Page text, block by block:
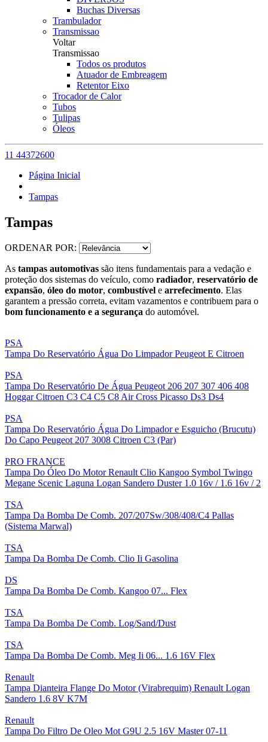
Buchas Diversas
Trambulador
Transmissao
Voltar
Transmissao
Todos os produtos
Atuador de Embreagem
Retentor Eixo
Trocador de Calor
Tubos
Tulipas
Óleos
11 44372600
Página Inicial
Tampas
Tampas
ORDENAR POR:
As tampas automotivas são itens fundamentais para a vedação e
proteção dos sistemas do veículo, como radiador, reservatório de
expansão, óleo do motor, combustível e arrefecimento. Elas
garantem a pressão correta, evitam vazamentos e contribuem para o
bom funcionamento e a segurança do automóvel.
PSA
Tampa Do Reservatório Água Do Limpador Peugeot E Citroen
PSA
Tampa Do Reservatório De Água Peugeot 206 207 307 406 408
Hoggar Citroen C3 C4 C5 C8 Air Cross Picasso Ds3 Ds4
PSA
Tampa Do Reservatório Água Do Limpador e Esguicho (Brucutu)
Do Capo Peugeot 207 3008 Citroen C3 (Par)
PRO FRANCE
Tampa Do Óleo Do Motor Renault Clio Kangoo Symbol Twingo
Megane Scenic Laguna Logan Sandero Duster 1.0 16v / 1.6 16v / 2
TSA
Tampa Da Bomba De Comb. 207/207Sw/308/408/C4 Pallas
(Sistema Marwal)
TSA
Tampa Da Bomba De Comb. Clio Ii Gasolina
DS
Tampa Da Bomba De Comb. Kangoo 07... Flex
TSA
Tampa Da Bomba De Comb. Log/Sand/Dust
TSA
Tampa Da Bomba De Comb. Meg Ii 06... 1.6 16V Flex
Renault
Tampa Dianteira Flange Do Motor (Virabrequim) Renault Logan
Sandero 1.6 8V K7M
Renault
Tampa Do Filtro De Oleo Mot G9U 2.5 16V Master 07-11